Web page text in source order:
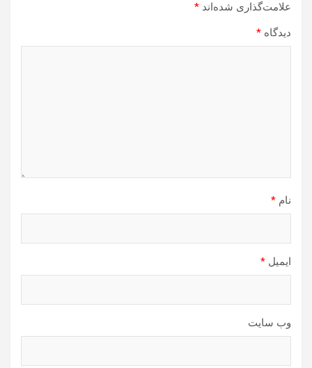
علامت‌گذاری شده‌اند *
دیدگاه *
نام *
ایمیل *
وب‌ سایت